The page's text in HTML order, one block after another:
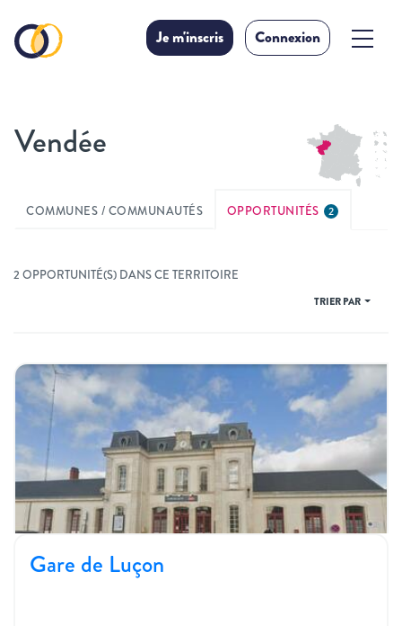
Je m'inscris Connexion
Vendée
COMMUNES / COMMUNAUTÉS OPPORTUNITÉS 2
2 OPPORTUNITÉ(S) DANS CE TERRITOIRE
TRIER PAR
Gare de Luçon